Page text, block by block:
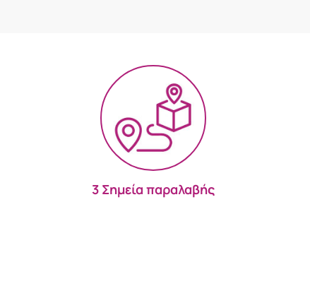
3 Σημεία παραλαβής